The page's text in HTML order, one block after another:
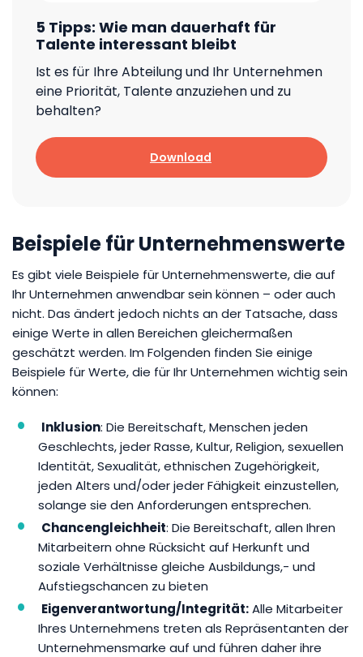
5 Tipps: Wie man dauerhaft für
Talente interessant bleibt
Ist es für Ihre Abteilung und Ihr Unternehmen
eine Priorität, Talente anzuziehen und zu
behalten?
Download
Beispiele für Unternehmenswerte
Es gibt viele Beispiele für Unternehmenswerte, die auf
Ihr Unternehmen anwendbar sein können – oder auch
nicht. Das ändert jedoch nichts an der Tatsache, dass
einige Werte in allen Bereichen gleichermaßen
geschätzt werden. Im Folgenden finden Sie einige
Beispiele für Werte, die für Ihr Unternehmen wichtig sein
können:
Inklusion: Die Bereitschaft, Menschen jeden
Geschlechts, jeder Rasse, Kultur, Religion, sexuellen
Identität, Sexualität, ethnischen Zugehörigkeit,
jeden Alters und/oder jeder Fähigkeit einzustellen,
solange sie den Anforderungen entsprechen.
Chancengleichheit: Die Bereitschaft, allen Ihren
Mitarbeitern ohne Rücksicht auf Herkunft und
soziale Verhältnisse gleiche Ausbildungs,- und
Aufstiegschancen zu bieten
Eigenverantwortung/Integrität:Alle Mitarbeiter
Ihres Unternehmens treten als Repräsentanten der
Unternehmensmarke auf und führen daher ihre